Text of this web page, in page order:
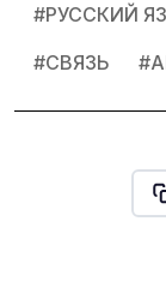
#РУССКИЙ
#СВЯЗЬ #